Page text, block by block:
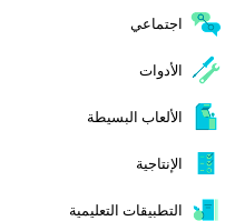
اجتماعي
الأدوات
الألعاب البسيطة
الإنتاجية
التطبيقات التعليمية